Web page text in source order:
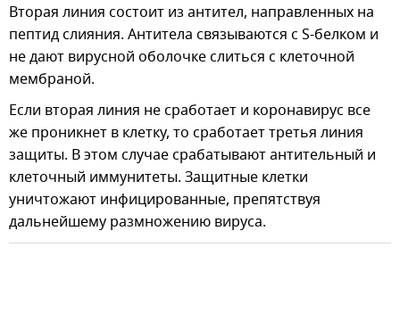
Вторая линия состоит из антител, направленных на
пептид слияния. Антитела связываются с S-белком и
не дают вирусной оболочке слиться с клеточной
мембраной.
Если вторая линия не сработает и коронавирус все
же проникнет в клетку, то сработает третья линия
защиты. В этом случае срабатывают антительный и
клеточный иммунитеты. Защитные клетки
уничтожают инфицированные, препятствуя
дальнейшему размножению вируса.